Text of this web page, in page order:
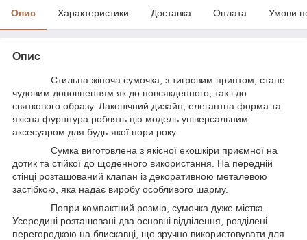
Опис Характеристики Доставка Оплата Умови
Опис
Стильна жіноча сумочка, з тигровим принтом, стане
чудовим доповненням як до повсякденного, так і до
святкового образу. Лаконічний дизайн, елегантна форма та
якісна фурнітура роблять цю модель універсальним
аксесуаром для будь-якої пори року.
Сумка виготовлена з якісної екошкіри приємної на
дотик та стійкої до щоденного використання. На передній
стінці розташований клапан із декоративною металевою
застібкою, яка надає виробу особливого шарму.
Попри компактний розмір, сумочка дуже містка.
Усередині розташовані два основні відділення, розділені
перегородкою на блискавці, що зручно використовувати для